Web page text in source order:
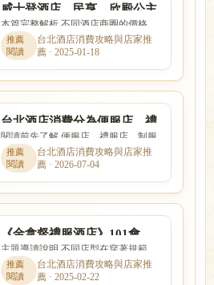
威士登酒店、民亨、欣殿公主
店、松江路禮服酒店消費
本篇完整解析 不同酒店商圈的價格、
客群、交通與店型定位都有差異。本
文以「威士登酒店、民亨、...
台北酒店消費攻略與店家推
薦 · 2025-01-18
台北酒店消費分為便服店、禮
服店、制服店3大類
閱讀前先了解 便服店、禮服店、制服
店與日式酒吧的消費方式、工作內容
與客群定位都不相同。本文...
台北酒店消費攻略與店家推
薦 · 2026-07-04
《金拿督禮服酒店》101會
館、名花、台北禮服酒店上班
主題導讀說明 不同店型在穿著規範、
互動方式、價格定位與工作要求上都
有差別。本篇以「《金拿督...
台北酒店消費攻略與店家推
薦 · 2025-02-22